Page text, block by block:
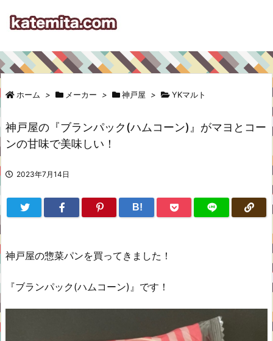
ホーム > メーカー > 神戸屋 > YKマルト
神戸屋の『ブランパック(ハムコーン)』がマヨとコー
ンの甘味で美味しい！
2023年7月14日
B!
神戸屋の惣菜パンを買ってきました！
『ブランパック(ハムコーン)』です！